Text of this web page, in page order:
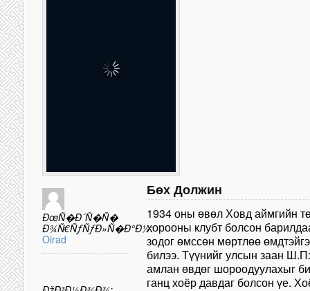
ÐœÑ�Ð´Ñ�Ñ�
Ð¾Ñ€ÑƒÑƒÐ»Ñ�Ð°Ð½:
Oirad
Бөх Должин
1934 оны өвөл Ховд аймгийн
хорооны клубт болсон
зодог өмссөн мөртлөө
билээ. Түүнийг улсын заан
амлан өвдөг шороодуулахыг
ганц хоёр давдаг болсон үе.